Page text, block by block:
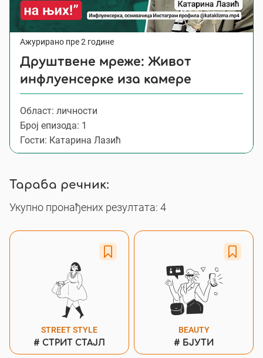
Ажурирано пре 2 године
Друштвене мреже: Живот
инфлуенсерке иза камере
Област: личности
Број епизода: 1
Гости: Катарина Лазић
Тараба речник:
Укупно пронађених резултата: 4
STREET STYLE
# СТРИТ СТАЈЛ
BEAUTY
# БЈУТИ